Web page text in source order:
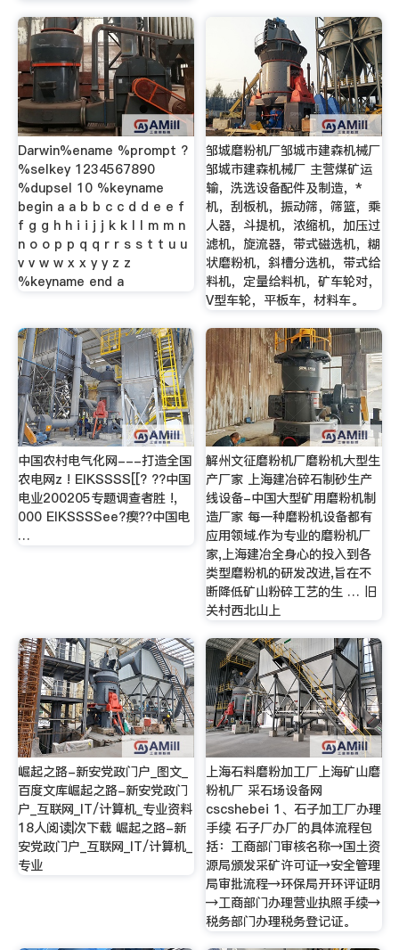
Darwin%ename %prompt ?
%selkey 1234567890
%dupsel 10 %keyname
begin a a b b c c d d e e f
f g g h h i i j j k k l l m m n
n o o p p q q r r s s t t u u
v v w w x x y y z z
%keyname end a
邹城磨粉机厂邹城市建森机械厂
邹城市建森机械厂 主营煤矿运
输，洗选设备配件及制造，*
机，刮板机，振动筛，筛篮，乘
人器，斗提机，浓缩机，加压过
滤机，旋流器，带式磁选机，糊
状磨粉机，斜槽分选机，带式给
料机，定量给料机，矿车轮对，
V型车轮，平板车，材料车。
中国农村电气化网---打造全国
农电网z ! EIKSSSS[[? ??中国
电业200205专题调查者胜 !,
000 EIKSSSSee?瘈??中国电
…
解州文征磨粉机厂磨粉机大型生
产厂家 上海建冶碎石制砂生产
线设备-中国大型矿用磨粉机制
造厂家 每一种磨粉机设备都有
应用领域.作为专业的磨粉机厂
家,上海建冶全身心的投入到各
类型磨粉机的研发改进,旨在不
断降低矿山粉碎工艺的生 … 旧
关村西北山上
崛起之路-新安党政门户_图文_
百度文库崛起之路-新安党政门
户_互联网_IT/计算机_专业资料
18人阅读|次下载 崛起之路-新
安党政门户_互联网_IT/计算机_
专业
上海石料磨粉加工厂上海矿山磨
粉机厂 采石场设备网
cscshebei 1、石子加工厂办理
手续 石子厂办厂的具体流程包
括：工商部门审核名称→国土资
源局颁发采矿许可证→安全管理
局审批流程→环保局开环评证明
→工商部门办理营业执照手续→
税务部门办理税务登记证。